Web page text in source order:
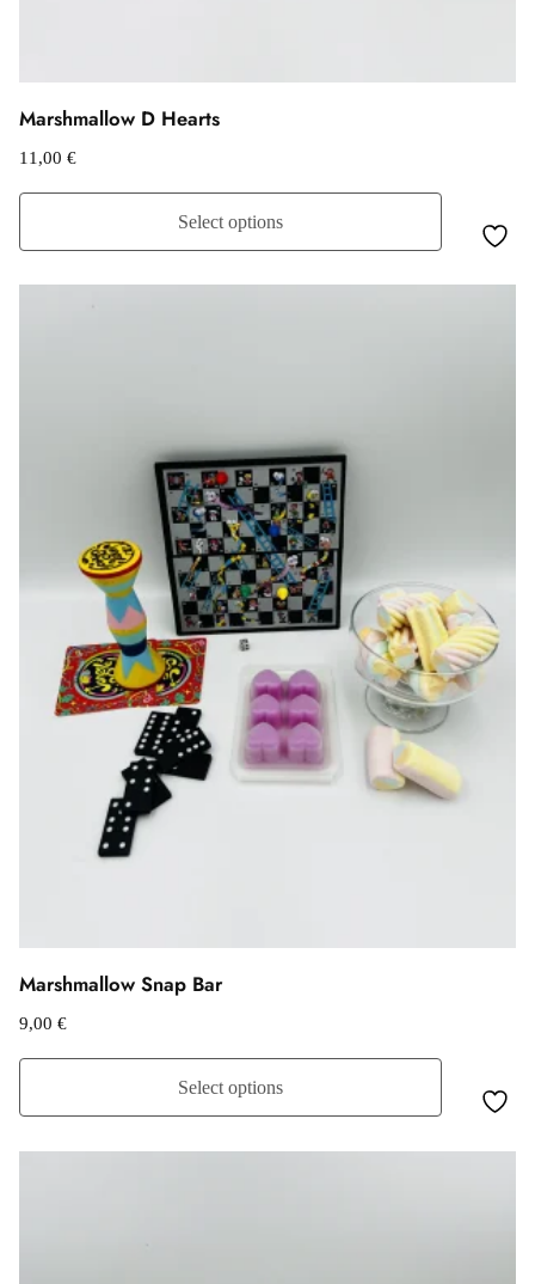
Marshmallow D Hearts
11,00 €
Select options
Marshmallow Snap Bar
9,00 €
Select options